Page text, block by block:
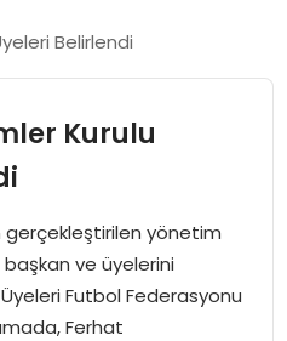
Belirlendi
Kurulu
gerçekleştirilen yönetim
başkan ve üyelerini
Futbol Federasyonu
Ferhat